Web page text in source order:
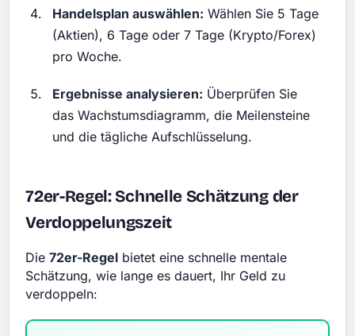
Handelsplan auswählen: Wählen Sie 5 Tage
(Aktien), 6 Tage oder 7 Tage (Krypto/Forex)
pro Woche.
Ergebnisse analysieren: Überprüfen Sie
das Wachstumsdiagramm, die Meilensteine
und die tägliche Aufschlüsselung.
72er-Regel: Schnelle Schätzung der
Verdoppelungszeit
Die72er-Regel bietet eine schnelle mentale
Schätzung, wie lange es dauert, Ihr Geld zu
verdoppeln: